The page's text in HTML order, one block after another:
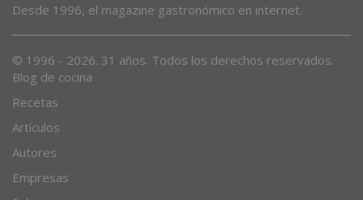
Desde 1996, el magazine gastronómico en internet.
© 1996 - 2026. 31 años. Todos los derechos reservados.
Blog de cocina
Recetas
Artículos
Autores
Empresas